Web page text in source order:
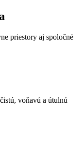
priestory aj spoločné
voňavú a útulnú